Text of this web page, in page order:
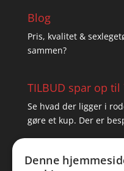
Blog
Pris, kvalitet &
sammen?
TILBUD spar op til
Se hvad der ligger i
gøre et kup. Der er
Denne